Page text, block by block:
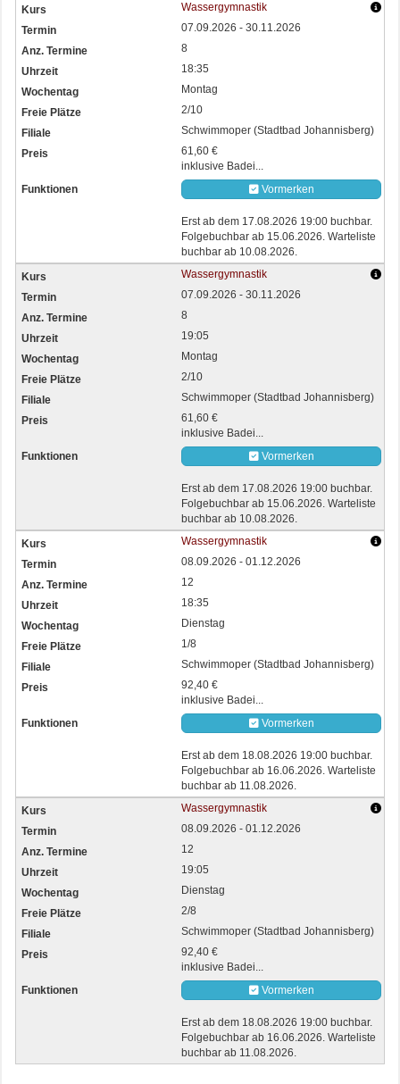
Wassergymnastik
07.09.2026 - 30.11.2026
8
18:35
Montag
2/10
Schwimmoper (Stadtbad Johannisberg)
61,60 €
inklusive Badei...
Vormerken
Erst ab dem 17.08.2026 19:00 buchbar.
Folgebuchbar ab 15.06.2026. Warteliste
buchbar ab 10.08.2026.
Wassergymnastik
07.09.2026 - 30.11.2026
8
19:05
Montag
2/10
Schwimmoper (Stadtbad Johannisberg)
61,60 €
inklusive Badei...
Vormerken
Erst ab dem 17.08.2026 19:00 buchbar.
Folgebuchbar ab 15.06.2026. Warteliste
buchbar ab 10.08.2026.
Wassergymnastik
08.09.2026 - 01.12.2026
12
18:35
Dienstag
1/8
Schwimmoper (Stadtbad Johannisberg)
92,40 €
inklusive Badei...
Vormerken
Erst ab dem 18.08.2026 19:00 buchbar.
Folgebuchbar ab 16.06.2026. Warteliste
buchbar ab 11.08.2026.
Wassergymnastik
08.09.2026 - 01.12.2026
12
19:05
Dienstag
2/8
Schwimmoper (Stadtbad Johannisberg)
92,40 €
inklusive Badei...
Vormerken
Erst ab dem 18.08.2026 19:00 buchbar.
Folgebuchbar ab 16.06.2026. Warteliste
buchbar ab 11.08.2026.